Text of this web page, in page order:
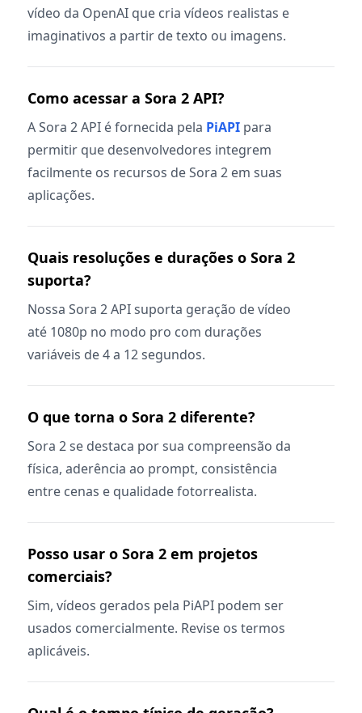
vídeo da OpenAI que cria vídeos realistas e
imaginativos a partir de texto ou imagens.
Como acessar a Sora 2 API?
A Sora 2 API é fornecida pela PiAPI para
permitir que desenvolvedores integrem
facilmente os recursos de Sora 2 em suas
aplicações.
Quais resoluções e durações o Sora 2
suporta?
Nossa Sora 2 API suporta geração de vídeo
até 1080p no modo pro com durações
variáveis de 4 a 12 segundos.
O que torna o Sora 2 diferente?
Sora 2 se destaca por sua compreensão da
física, aderência ao prompt, consistência
entre cenas e qualidade fotorrealista.
Posso usar o Sora 2 em projetos
comerciais?
Sim, vídeos gerados pela PiAPI podem ser
usados comercialmente. Revise os termos
aplicáveis.